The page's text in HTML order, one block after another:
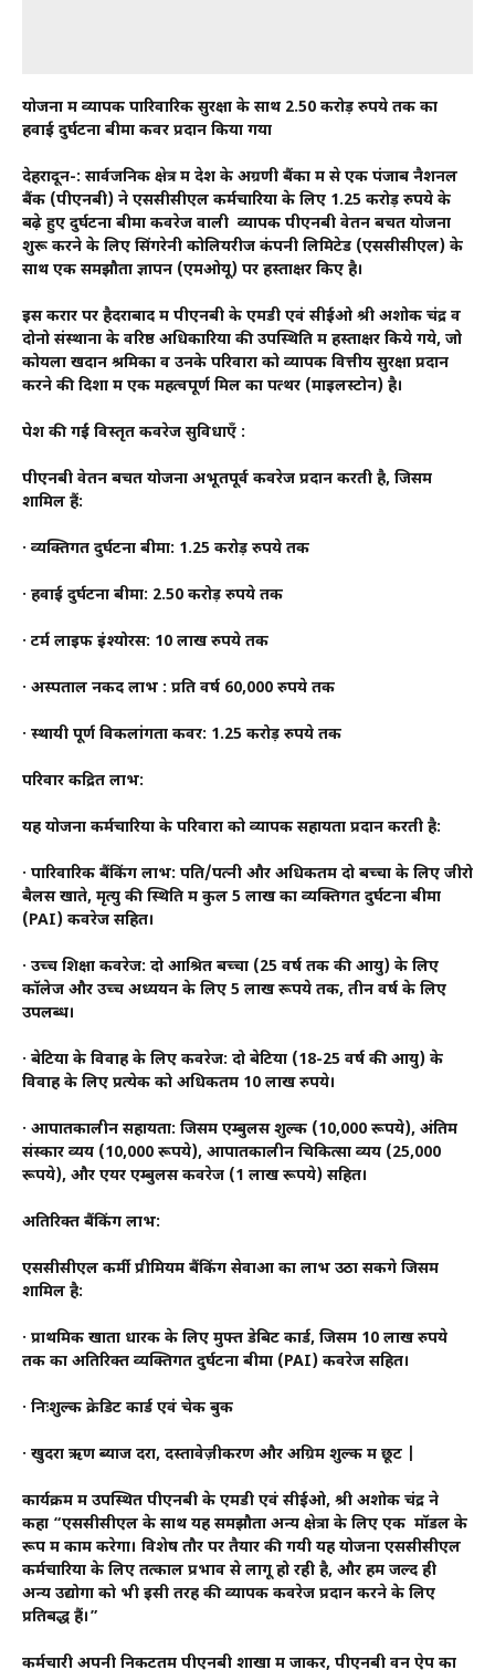
योजना में व्यापक पारिवारिक सुरक्षा के साथ 2.50 करोड़ रुपये तक का
हवाई दुर्घटना बीमा कवर प्रदान किया गया
देहरादून-: सार्वजनिक क्षेत्र में देश के अग्रणी बैंकों में से एक पंजाब नैशनल
बैंक (पीएनबी) ने एससीसीएल कर्मचारियों के लिए 1.25 करोड़ रुपये के
बढ़े हुए दुर्घटना बीमा कवरेज वाली व्यापक पीएनबी वेतन बचत योजना
शुरू करने के लिए सिंगरेनी कोलियरीज कंपनी लिमिटेड (एससीसीएल) के
साथ एक समझौता ज्ञापन (एमओयू) पर हस्ताक्षर किए है।
इस करार पर हैदराबाद में पीएनबी के एमडी एवं सीईओ श्री अशोक चंद्र व
दोनो संस्थानों के वरिष्ठ अधिकारियों की उपस्थिति में हस्ताक्षर किये गये, जो
कोयला खदान श्रमिकों व उनके परिवारों को व्यापक वित्तीय सुरक्षा प्रदान
करने की दिशा में एक महत्वपूर्ण मिल का पत्थर (माइलस्टोन) है।
पेश की गईं विस्तृत कवरेज सुविधाएँ :
पीएनबी वेतन बचत योजना अभूतपूर्व कवरेज प्रदान करती है, जिसमें
शामिल हैं:
· व्यक्तिगत दुर्घटना बीमा: 1.25 करोड़ रुपये तक
· हवाई दुर्घटना बीमा: 2.50 करोड़ रुपये तक
· टर्म लाइफ इंश्योरेंस: 10 लाख रुपये तक
· अस्पताल नकद लाभ : प्रति वर्ष 60,000 रुपये तक
· स्थायी पूर्ण विकलांगता कवर: 1.25 करोड़ रुपये तक
परिवार केंद्रित लाभ:
यह योजना कर्मचारियों के परिवारों को व्यापक सहायता प्रदान करती है:
· पारिवारिक बैंकिंग लाभ: पति/पत्नी और अधिकतम दो बच्चों के लिए जीरो
बैलेंस खाते, मृत्यु की स्थिति में कुल ₹5 लाख का व्यक्तिगत दुर्घटना बीमा
(PAI) कवरेज सहित।
· उच्च शिक्षा कवरेज: दो आश्रित बच्चों (25 वर्ष तक की आयु) के लिए
कॉलेज और उच्च अध्ययन के लिए 5 लाख रूपये तक, तीन वर्ष के लिए
उपलब्ध।
· बेटियों के विवाह के लिए कवरेज: दो बेटियों (18-25 वर्ष की आयु) के
विवाह के लिए प्रत्येक को अधिकतम 10 लाख रुपये।
· आपातकालीन सहायता: जिसमें एम्बुलेंस शुल्क (10,000 रूपये), अंतिम
संस्कार व्यय (10,000 रूपये), आपातकालीन चिकित्सा व्यय (25,000
रूपये), और एयर एम्बुलेंस कवरेज (1 लाख रूपये) सहित।
अतिरिक्त बैंकिंग लाभ:
एससीसीएल कर्मी प्रीमियम बैंकिंग सेवाओं का लाभ उठा सकेंगे जिसमें
शामिल है:
· प्राथमिक खाता धारक के लिए मुफ्त डेबिट कार्ड, जिसमें 10 लाख रुपये
तक का अतिरिक्त व्यक्तिगत दुर्घटना बीमा (PAI) कवरेज सहित।
· निःशुल्क क्रेडिट कार्ड एवं चेक बुक
· खुदरा ऋण ब्याज दरों, दस्तावेज़ीकरण और अग्रिम शुल्क में छूट |
कार्यक्रम में उपस्थित पीएनबी के एमडी एवं सीईओ, श्री अशोक चंद्र ने
कहा “एससीसीएल के साथ यह समझौता अन्य क्षेत्रों के लिए एक मॉडल के
रूप में काम करेगा। विशेष तौर पर तैयार की गयी यह योजना एससीसीएल
कर्मचारियों के लिए तत्काल प्रभाव से लागू हो रही है, और हम जल्द ही
अन्य उद्योगों को भी इसी तरह की व्यापक कवरेज प्रदान करने के लिए
प्रतिबद्ध हैं।”
कर्मचारी अपनी निकटतम पीएनबी शाखा में जाकर, पीएनबी वन ऐप का